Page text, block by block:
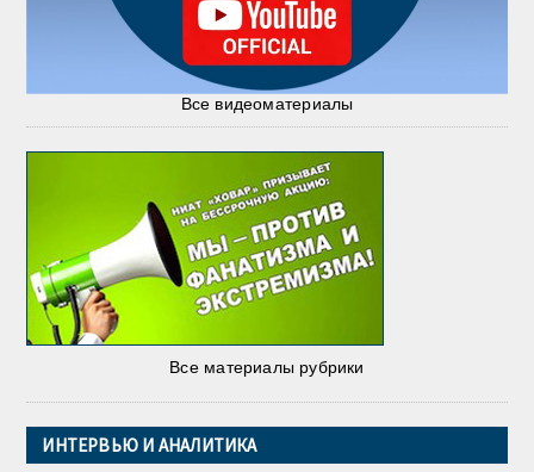
Все видеоматериалы
Все материалы рубрики
ИНТЕРВЬЮ И АНАЛИТИКА